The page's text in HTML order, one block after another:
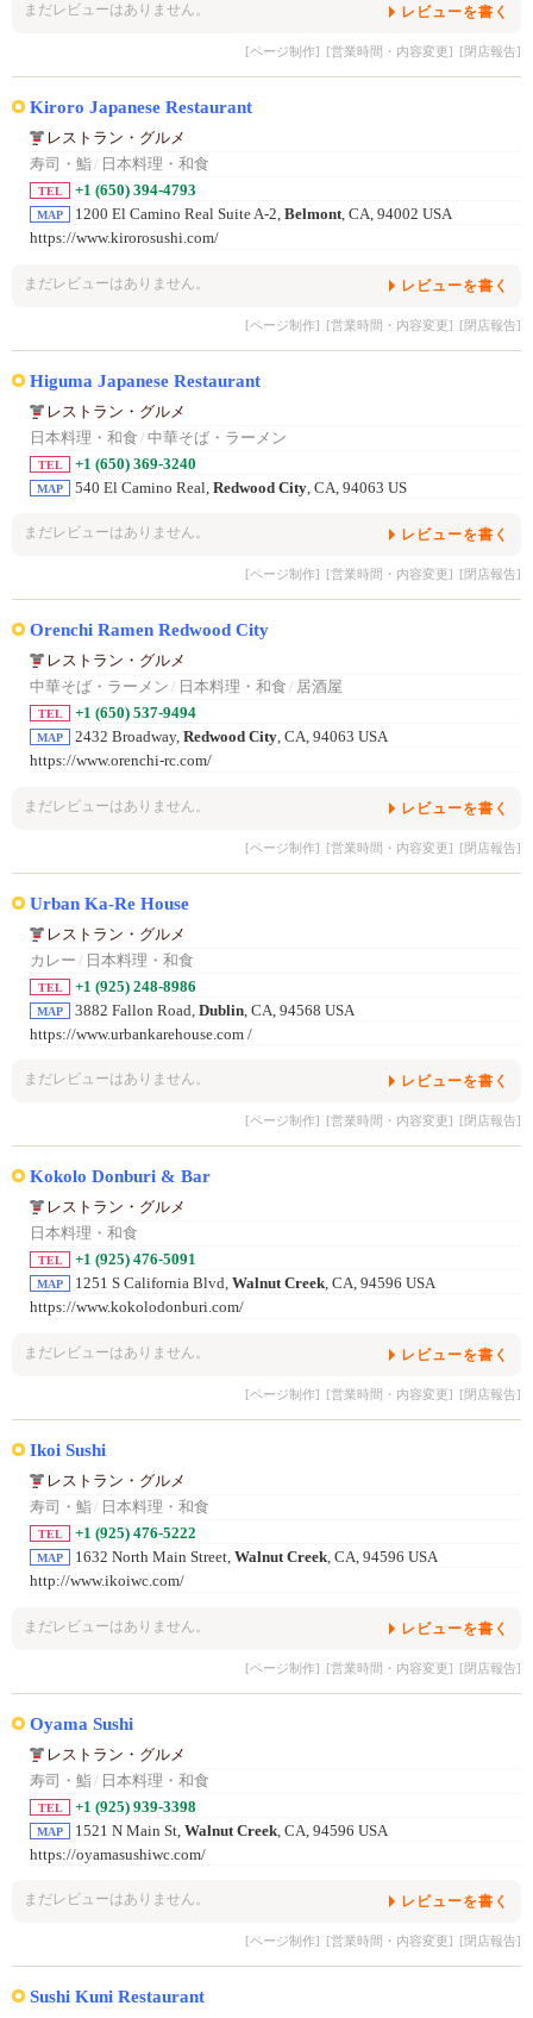
まだレビューはありません。 レビューを書く
[ページ制作] [営業時間・内容変更] [閉店報告]
Kiroro Japanese Restaurant
レストラン・グルメ
寿司・鮨/ 日本料理・和食
TEL +1 (650) 394-4793
MAP 1200 El Camino Real Suite A-2, Belmont, CA, 94002 USA
https://www.kirorosushi.com/
まだレビューはありません。 レビューを書く
[ページ制作] [営業時間・内容変更] [閉店報告]
Higuma Japanese Restaurant
レストラン・グルメ
日本料理・和食 / 中華そば・ラーメン
TEL +1 (650) 369-3240
MAP 540 El Camino Real, Redwood City, CA, 94063 US
まだレビューはありません。 レビューを書く
[ページ制作] [営業時間・内容変更] [閉店報告]
Orenchi Ramen Redwood City
レストラン・グルメ
中華そば・ラーメン / 日本料理・和食 / 居酒屋
TEL +1 (650) 537-9494
MAP 2432 Broadway, Redwood City, CA, 94063 USA
https://www.orenchi-rc.com/
まだレビューはありません。 レビューを書く
[ページ制作] [営業時間・内容変更] [閉店報告]
Urban Ka-Re House
レストラン・グルメ
カレー / 日本料理・和食
TEL +1 (925) 248-8986
MAP 3882 Fallon Road, Dublin , CA, 94568 USA
https://www.urbankarehouse.com /
まだレビューはありません。 レビューを書く
[ページ制作] [営業時間・内容変更] [閉店報告]
Kokolo Donburi & Bar
レストラン・グルメ
日本料理・和食
TEL +1 (925) 476-5091
MAP 1251 S California Blvd, Walnut Creek, CA, 94596 USA
https://www.kokolodonburi.com/
まだレビューはありません。 レビューを書く
[ページ制作] [営業時間・内容変更] [閉店報告]
Ikoi Sushi
レストラン・グルメ
寿司・鮨/ 日本料理・和食
TEL +1 (925) 476-5222
MAP 1632 North Main Street, Walnut Creek, CA, 94596 USA
http://www.ikoiwc.com/
まだレビューはありません。 レビューを書く
[ページ制作] [営業時間・内容変更] [閉店報告]
Oyama Sushi
レストラン・グルメ
寿司・鮨/ 日本料理・和食
TEL +1 (925) 939-3398
MAP 1521 N Main St, Walnut Creek , CA, 94596 USA
https://oyamasushiwc.com/
まだレビューはありません。 レビューを書く
[ページ制作] [営業時間・内容変更] [閉店報告]
Sushi Kuni Restaurant